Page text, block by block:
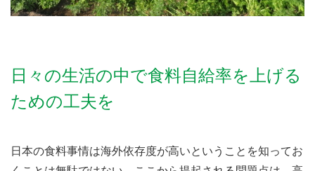
日々の生活の中で食料自給率を上げる
ための工夫を
日本の食料事情は海外依存度が高いということを知ってお